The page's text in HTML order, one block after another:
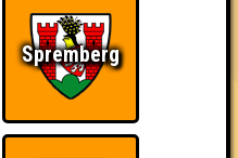
31
29
Spremberg